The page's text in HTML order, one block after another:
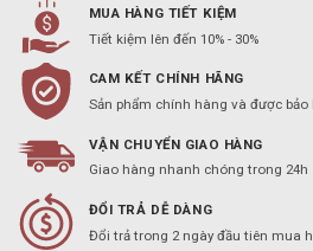
MUA HÀNG TIẾT KIỆM
Tiết kiệm lên đến 10% - 30%
CAM KẾT CHÍNH HÃNG
Sản phẩm chính hàng và được
VẬN CHUYỂN GIAO HÀNG
Giao hàng nhanh chóng trong 24h
ĐỔI TRẢ DỄ DÀNG
Đổi trả trong 2 ngày đầu tiên mua